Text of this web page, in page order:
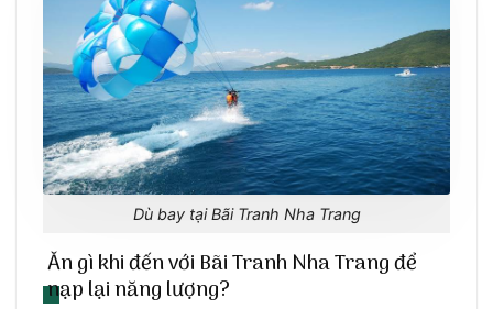
Dù bay tại Bãi Tranh Nha Trang
Ăn gì khi đến với Bãi Tranh Nha Trang để
nạp lại năng lượng?